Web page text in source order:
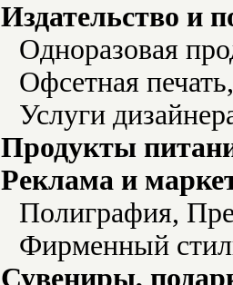
Издательство и
Одноразовая
Офсетная
Услуги
Продукты
Реклама и
Полиграфия,
Фирменный
Сувениры,